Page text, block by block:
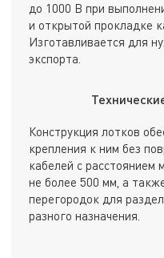
до 1000 В при
и открытой прокладке
Изготавливается для
экспорта.
Конструкция лотков
крепления к ним без
кабелей с расстоянием
не более 500 мм, а
перегородок для
разного назначения.